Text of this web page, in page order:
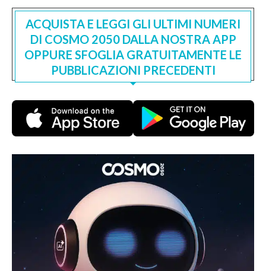
ACQUISTA E LEGGI GLI ULTIMI NUMERI
DI COSMO 2050 DALLA NOSTRA APP
OPPURE SFOGLIA GRATUITAMENTE LE
PUBBLICAZIONI PRECEDENTI